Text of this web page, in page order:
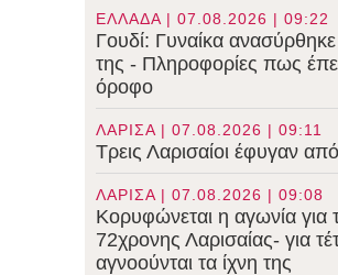
ΕΛΛΑΔΑ | 07.08.2026 | 09:22
Γουδί: Γυναίκα ανασύρθηκε
της - Πληροφορίες πως
όροφο
ΛΑΡΙΣΑ | 07.08.2026 | 09:11
Τρεις Λαρισαίοι έφυγαν
ΛΑΡΙΣΑ | 07.08.2026 | 09:08
Κορυφώνεται η αγωνία για
72χρονης Λαρισαίας- για
αγνοούνται τα ίχνη της